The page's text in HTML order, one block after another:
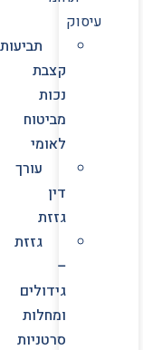
עיסוק
תביעות
קצבת
נכות
מביטוח
לאומי
עורך
דין
גזזת
גזזת
–
גידולים
ומחלות
סרטניות